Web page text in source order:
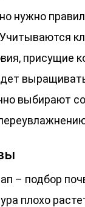
нужно
присущие
выбирают
– подбор
плохо